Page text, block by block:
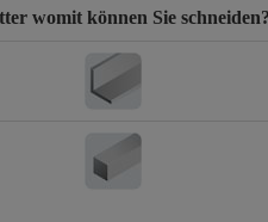
womit können Sie schneiden?